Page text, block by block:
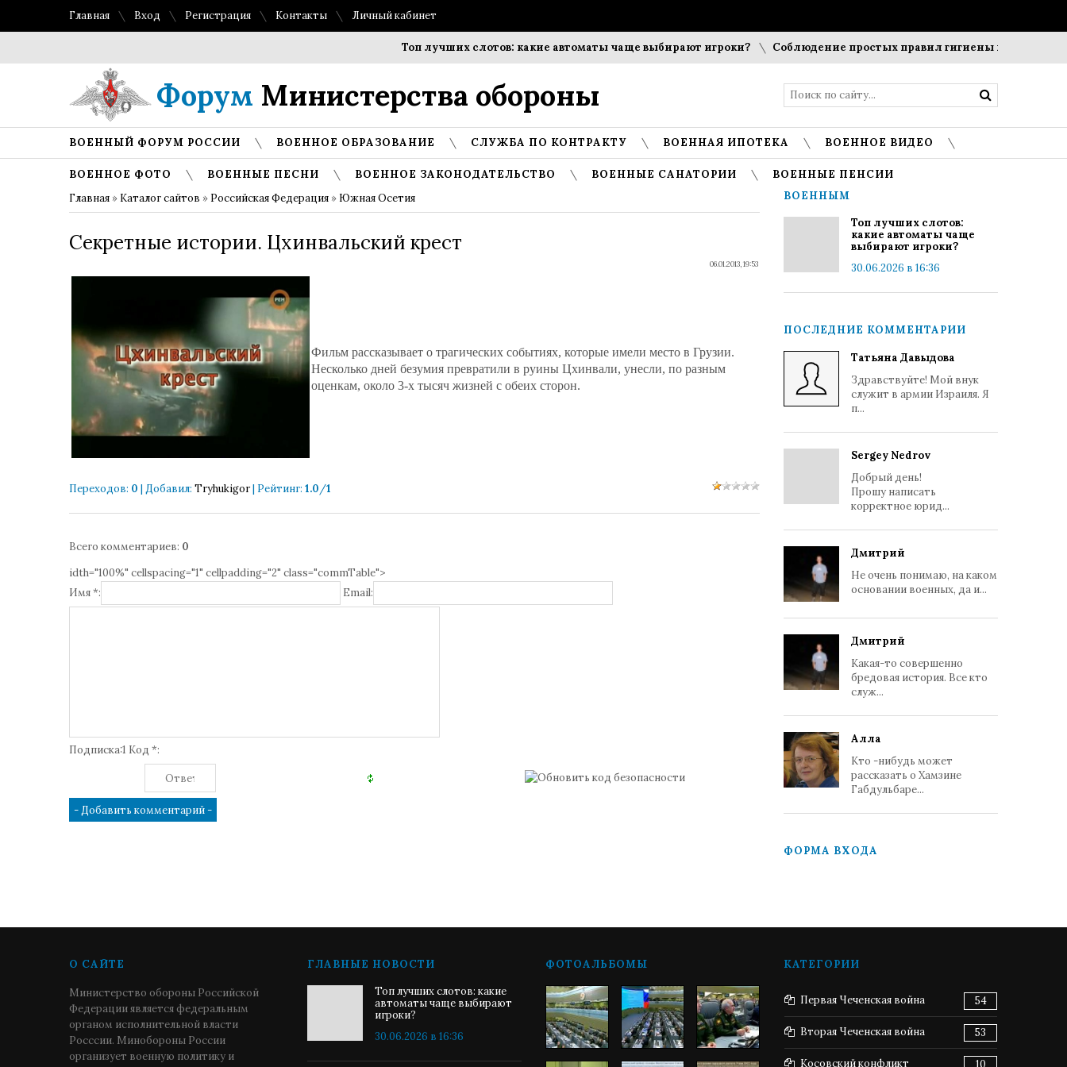
Главная Вход Регистрация Контакты Личный кабинет
Топ лучших слотов: какие автоматы чаще выбирают игроки? Соблюдение простых правил гигиены помогает
Форум Министерства обороны
ВОЕННЫЙ ФОРУМ РОССИИ ВОЕННОЕ ОБРАЗОВАНИЕ СЛУЖБА ПО КОНТРАКТУ ВОЕННАЯ ИПОТЕКА ВОЕННОЕ ВИДЕО
ВОЕННОЕ ФОТО ВОЕННЫЕ ПЕСНИ ВОЕННОЕ ЗАКОНОДАТЕЛЬСТВО ВОЕННЫЕ САНАТОРИИ
ВОЕННЫЕ ПЕНСИИ
Главная » Каталог сайтов » Российская Федерация » Южная Осетия
Секретные истории. Цхинвальский крест
06.01.2013, 19:53
Фильм рассказывает о трагических событиях, которые имели место в Грузии.
Несколько дней безумия превратили в руины Цхинвали, унесли, по разным
оценкам, около 3-х тысяч жизней с обеих сторон.
Переходов: 0 | Добавил: Tryhukigor| Рейтинг: 1.0/1
Всего комментариев: 0
idth="100%" cellspacing="1" cellpadding="2" class="commTable">
Имя *:
Email:
Подписка:1 Код *:
ВОЕННЫМ
Топ лучших слотов:
какие автоматы чаще
выбирают игроки?
30.06.2026 в 16:36
ПОСЛЕДНИЕ КОММЕНТАРИИ
Татьяна Давыдова
Здравствуйте! Мой внук
служит в армии Израиля. Я
п...
Sergey Nedrov
Добрый день!
Прошу написать
корректное юрид...
Дмитрий
Не очень понимаю, на каком
основании военных, да и...
Дмитрий
Какая-то совершенно
бредовая история. Все кто
служ...
Алла
Кто -нибудь может
рассказать о Хамзине
Габдульбаре...
ФОРМА ВХОДА
О САЙТЕ
Министерство обороны Российской
Федерации является федеральным
органом исполнительной власти
Росссии. Минобороны России
организует военную политику и
ГЛАВНЫЕ НОВОСТИ
Топ лучших слотов: какие
автоматы чаще выбирают
игроки?
30.06.2026 в 16:36
ФОТОАЛЬБОМЫ КАТЕГОРИИ
Первая Чеченская война 54
Вторая Чеченская война 53
Косовский конфликт 10